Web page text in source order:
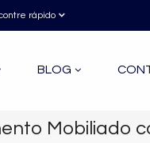
rápido
BLOG
Mobiliado